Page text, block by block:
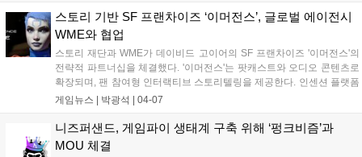
초반 남성이 주축을 이뤘다....
스토리 기반 SF 프랜차이즈 ‘이머전스’, 글로벌 에이전시
WME와 협업
스토리 재단과 WME가 데이비드 고이어의 SF 프랜차이즈 '이머전스'의
전략적 파트너십을 체결했다. '이머전스'는 팟캐스트와 오디오 콘텐츠로
확장되며, 팬 참여형 인터랙티브 스토리텔링을 제공한다. 인센션 플랫폼
은 AI, 블록체인 기술을 활용해 팬과 창작자 간 협업을 지원하며, WME는
명 이상의 사용자를 확보하고, AI 스토리텔링 도구를 통해 12만 건 이상
의 공동 창작 세션을 진행했다....
게임뉴스 | 박광석 | 04-07
니즈퍼샌드, 게임파이 생태계 구축 위해 ‘펑크비즘’과
MOU 체결